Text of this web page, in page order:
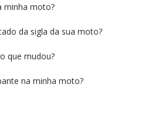
minha moto?
da sigla da sua moto?
que mudou?
na minha moto?